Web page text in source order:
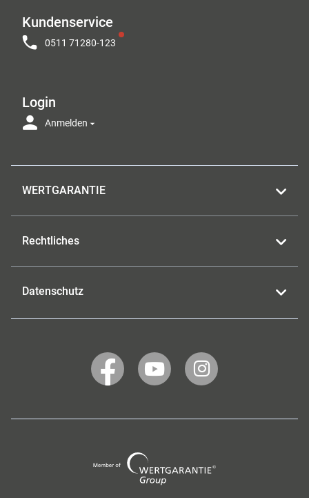
Kundenservice
0511 71280-123
Login
Anmelden
WERTGARANTIE
Rechtliches
Datenschutz
WERTGARANTIE
auf
WERTGARANTIE
auf
WERTGARANTIE
auf
Group